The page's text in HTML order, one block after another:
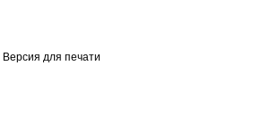
Версия для печати